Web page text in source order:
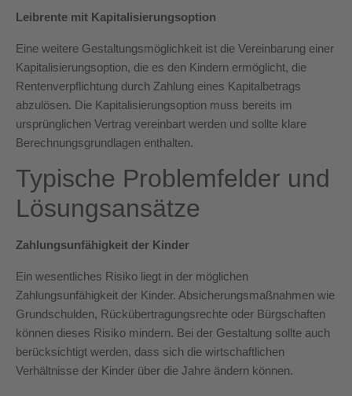
Leibrente mit Kapitalisierungsoption
Eine weitere Gestaltungsmöglichkeit ist die Vereinbarung einer
Kapitalisierungsoption, die es den Kindern ermöglicht, die
Rentenverpflichtung durch Zahlung eines Kapitalbetrags
abzulösen. Die Kapitalisierungsoption muss bereits im
ursprünglichen Vertrag vereinbart werden und sollte klare
Berechnungsgrundlagen enthalten.
Typische Problemfelder und
Lösungsansätze
Zahlungsunfähigkeit der Kinder
Ein wesentliches Risiko liegt in der möglichen
Zahlungsunfähigkeit der Kinder. Absicherungsmaßnahmen wie
Grundschulden, Rückübertragungsrechte oder Bürgschaften
können dieses Risiko mindern. Bei der Gestaltung sollte auch
berücksichtigt werden, dass sich die wirtschaftlichen
Verhältnisse der Kinder über die Jahre ändern können.